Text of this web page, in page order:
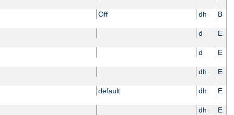
Off dh B
d E
d E
dh E
default dh E
dh E